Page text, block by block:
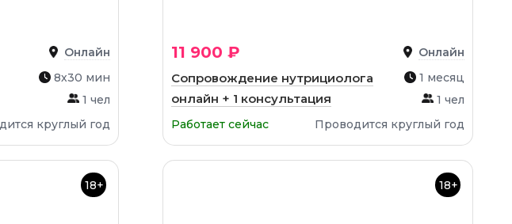
Онлайн
8х30 мин
1 чел
круглый год
11 900 ₽ Онлайн
Сопровождение нутрициолога
онлайн + 1 консультация
1 месяц
1 чел
Работает сейчас
Проводится круглый год
18+ 18+